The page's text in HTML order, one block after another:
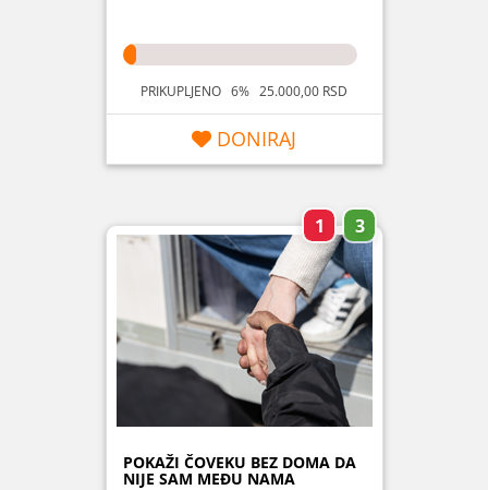
PRIKUPLJENO 6% 25.000,00 RSD
DONIRAJ
1 3
POKAŽI ČOVEKU BEZ DOMA DA
NIJE SAM MEĐU NAMA